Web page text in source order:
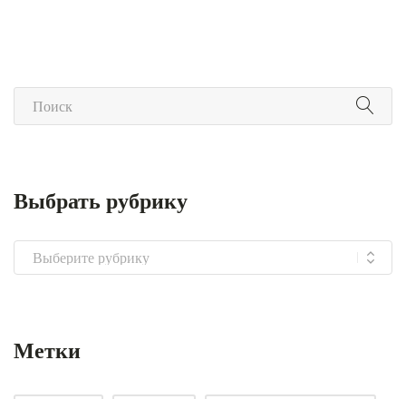
Выбрать рубрику
Выбрать
рубрику
Метки